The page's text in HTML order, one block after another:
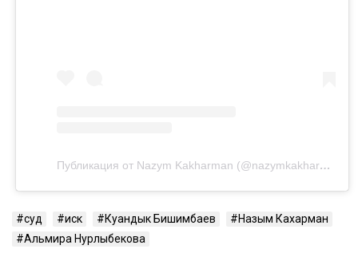
Публикация от Nazym Kakharman (@nazymkakharman)
суд иск Куандык Бишимбаев
Назым Кахарман
Альмира Нурлыбекова